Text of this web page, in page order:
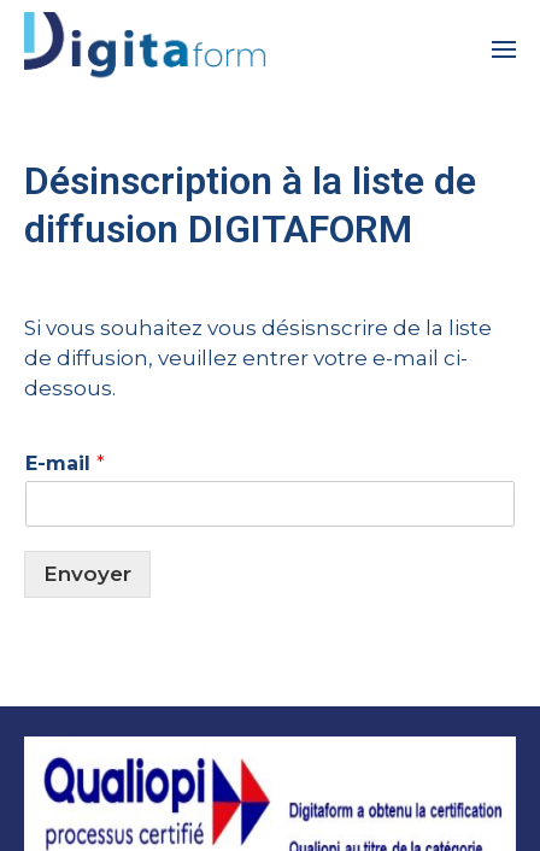
Désinscription à la liste de
diffusion DIGITAFORM
Si vous souhaitez vous désisnscrire de la liste
de diffusion, veuillez entrer votre e-mail ci-
dessous.
E-mail *
Envoyer